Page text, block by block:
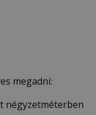
megadni:
négyzetméterben